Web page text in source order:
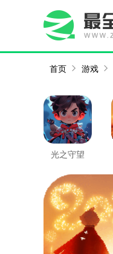
首页 游戏
光之守望